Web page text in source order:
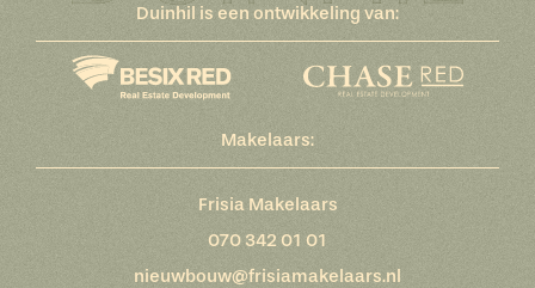
Duinhil is een ontwikkeling van:
Makelaars:
Frisia Makelaars
070 342 01 01
nieuwbouw@frisiamakelaars.nl